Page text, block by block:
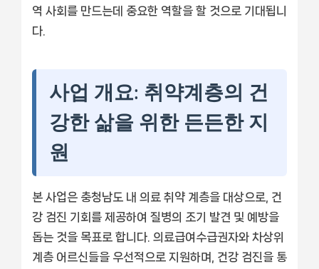
역 사회를 만드는데 중요한 역할을 할 것으로 기대됩니
다.
사업 개요: 취약계층의 건
강한 삶을 위한 든든한 지
원
본 사업은 충청남도 내 의료 취약 계층을 대상으로, 건
강 검진 기회를 제공하여 질병의 조기 발견 및 예방을
돕는 것을 목표로 합니다. 의료급여수급권자와 차상위
계층 어르신들을 우선적으로 지원하며, 건강 검진을 통